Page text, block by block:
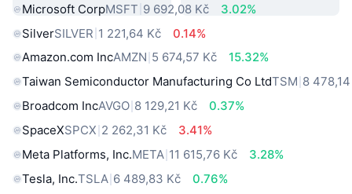
Microsoft CorpMSFT 9 692,08 Kč
3.02%
SilverSILVER 1 221,64 Kč
0.14%
Amazon.com IncAMZN 5 674,57 Kč
15.32%
Taiwan Semiconductor Manufacturing Co LtdTSM 8
Broadcom IncAVGO 8 129,21 Kč
0.37%
SpaceXSPCX 2 262,31 Kč
3.41%
Meta Platforms, Inc.META 11 615,76 Kč
3.28%
Tesla, Inc.TSLA 6 489,83 Kč
0.76%